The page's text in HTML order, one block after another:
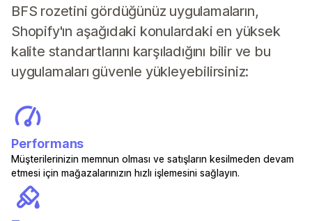
BFS rozetini gördüğünüz uygulamaların,
Shopify'ın aşağıdaki konulardaki en yüksek
kalite standartlarını karşıladığını bilir ve bu
uygulamaları güvenle yükleyebilirsiniz:
Performans
Müşterilerinizin memnun olması ve satışların kesilmeden devam
etmesi için mağazalarınızın hızlı işlemesini sağlayın.